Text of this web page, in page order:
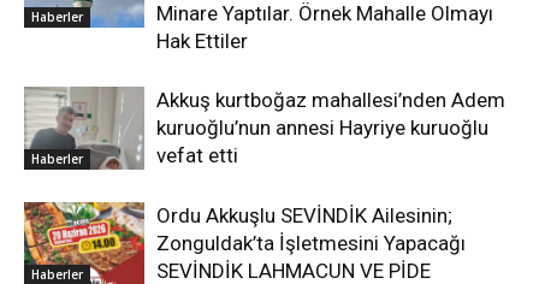
Haberler
Minare Yaptılar. Örnek Mahalle Olmayı
Hak Ettiler
Haberler
Akkuş kurtboğaz mahallesi’nden Adem
kuruoğlu’nun annesi Hayriye kuruoğlu
vefat etti
Haberler
Ordu Akkuşlu SEVİNDİK Ailesinin;
Zonguldak’ta İşletmesini Yapacağı
SEVİNDİK LAHMACUN VE PİDE